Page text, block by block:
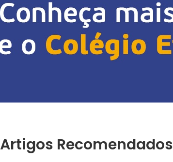
Artigos Recomendados